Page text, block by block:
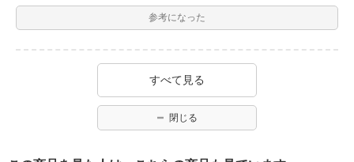
参考になった
すべて見る
閉じる